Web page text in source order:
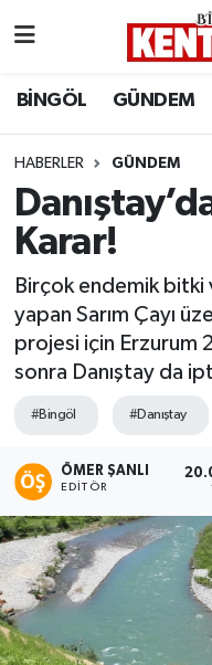
BİNGÖL GÜNDEM
HABERLER GÜNDEM
Karar!
Birçok endemik bitki
yapan Sarım Çayı
projesi için Erzurum
sonra Danıştay da
#Bingöl #Danıştay
ÖMER ŞANLI
EDITÖR
BİLİM-
DÜNYA
EĞİTİM
EKONOMİ
GENÇ
GÜNDEM
KARLIOVA
KİĞI
MERKEZ
RESMİ İLANLAR
Bingöl Hava
Bingöl Namaz
Bingöl Trafik
Süper Lig Puan
Tüm Manşetler
Son Dakika
Haber Arşivi